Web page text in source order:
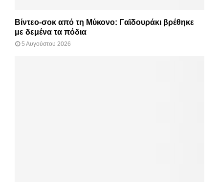
Βίντεο-σοκ από τη Μύκονο: Γαϊδουράκι βρέθηκε
με δεμένα τα πόδια
5 Αυγούστου 2026